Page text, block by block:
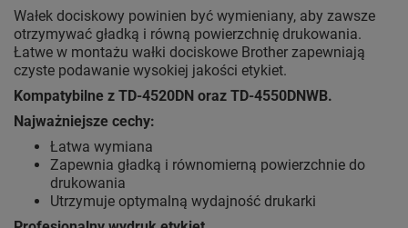
Wałek dociskowy powinien być wymieniany, aby zawsze
otrzymywać gładką i równą powierzchnię drukowania.
Łatwe w montażu wałki dociskowe Brother zapewniają
czyste podawanie wysokiej jakości etykiet.
Kompatybilne z TD-4520DN oraz TD-4550DNWB.
Najważniejsze cechy:
Łatwa wymiana
Zapewnia gładką i równomierną powierzchnie do
drukowania
Utrzymuje optymalną wydajność drukarki